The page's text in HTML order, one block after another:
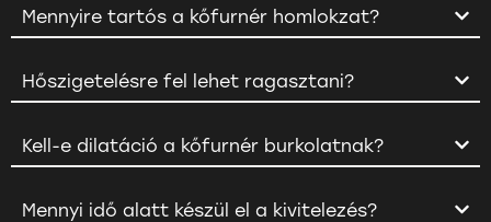
Mennyire tartós a kőfurnér homlokzat?
Hőszigetelésre fel lehet ragasztani?
Kell-e dilatáció a kőfurnér burkolatnak?
Mennyi idő alatt készül el a kivitelezés?